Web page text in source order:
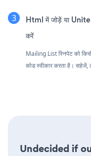
Html में जोड़ें या
करें
Mailing List स्निपेट को
कोड स्वीकार करता है।
Undecided if